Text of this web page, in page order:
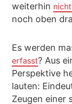
weiterhin
noch oben
Es werden
erfasst? Aus
Perspektive
lauten:
Zeugen einer